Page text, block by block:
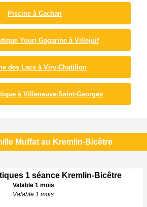
Piscine à Cachan
Youri Gagarine à Villejuif
des Lacs à Viry-Chatillon
à Villeneuve-Saint-Georges
Muffat au Kremlin-Bicêtre
1 séance Kremlin-Bicêtre
Valable 1 mois
Valable 1 mois